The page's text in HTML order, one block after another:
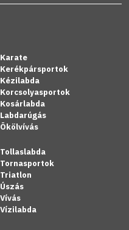
Karate
Kerékpársportok
Kézilabda
Korcsolyasportok
Kosárlabda
Labdarúgás
Ökölvívás
Tollaslabda
Tornasportok
Triatlon
Úszás
Vívás
Vízilabda